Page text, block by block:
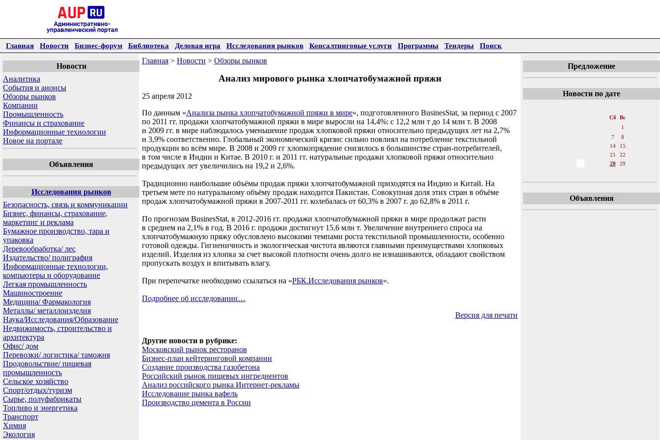
Главная Новости Бизнес-форум Библиотека Деловая игра Исследования рынков Консалтинговые услуги Программы Тендеры Поиск
Новости
Аналитика
События и анонсы
Обзоры рынков
Компании
Промышленность
Финансы и страхование
Информационные технологии
Новое на портале
Объявления
Исследования рынков
Безопасность, связь и коммуникации
Бизнес, финансы, страхование,
маркетинг и реклама
Бумажное производство, тара и
упаковка
Деревообработка/ лес
Издательство/ полиграфия
Информационные технологии,
компьютеры и оборудование
Легкая промышленность
Машиностроение
Медицина/ Фармакология
Металлы/ металлоизделия
Наука/Исследования/Образование
Недвижимость, строительство и
архитектура
Офис/ дом
Перевозки/ логистика/ таможня
Продовольствие/ пищевая
промышленность
Сельское хозяйство
Спорт/отдых/туризм
Сырье, полуфабрикаты
Топливо и энергетика
Транспорт
Химия
Экология
Главная > Новости > Обзоры рынков
Анализ мирового рынка хлопчатобумажной пряжи
25 апреля 2012
По данным «Анализа рынка хлопчатобумажной пряжи в мире», подготовленного BusinesStat, за период с 2007
по 2011 гг. продажи хлопчатобумажной пряжи в мире выросли на 14,4%: с 12,2 млн т до 14 млн т. В 2008
и 2009 гг. в мире наблюдалось уменьшение продаж хлопковой пряжи относительно предыдущих лет на 2,7%
и 3,9% соответственно. Глобальный экономический кризис сильно повлиял на потребление текстильной
продукции во всём мире. В 2008 и 2009 гг хлопкопрядение снизилось в большинстве стран-потребителей,
в том числе в Индии и Китае. В 2010 г. и 2011 гг. натуральные продажи хлопковой пряжи относительно
предыдущих лет увеличились на 19,2 и 2,6%.
Традиционно наибольшие объёмы продаж пряжи хлопчатобумажной приходятся на Индию и Китай. На
третьем мете по натуральному объёму продаж находится Пакистан. Совокупная доля этих стран в объёме
продаж хлопчатобумажной пряжи в 2007-2011 гг. колебалась от 60,3% в 2007 г. до 62,8% в 2011 г.
По прогнозам BusinesStat, в 2012-2016 гг. продажи хлопчатобумажной пряжи в мире продолжат расти
в среднем на 2,1% в год. В 2016 г. продажи достигнут 15,6 млн т. Увеличение внутреннего спроса на
хлопчатобумажную пряжу обусловлено высокими темпами роста текстильной промышленности, особенно
готовой одежды. Гигиеничность и экологическая чистота являются главными преимуществами хлопковых
изделий. Изделия из хлопка за счет высокой плотности очень долго не изнашиваются, обладают свойством
пропускать воздух и впитывать влагу.
При перепечатке необходимо ссылаться на «РБК.Исследования рынков».
Подробнее об исследовании…
Версия для печати
Другие новости в рубрике:
Московский рынок ресторанов
Бизнес-план кейтеринговой компании
Создание производства газобетона
Российский рынок пищевых ингредиентов
Анализ российского рынка Интернет-рекламы
Исследование рынка вафель
Производство цемента в России
Предложение
Новости по дате
Сб
Вс
1
7
8
14
15
21
22
28
29
Объявления